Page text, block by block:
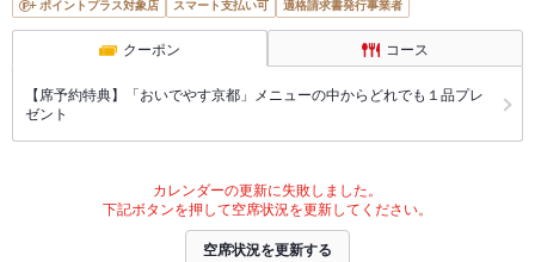
ポイントプラス対象店
スマート支払い可 適格請求書発行事業者
クーポン コース
【席予約特典】「おいでやす京都」メニューの中からどれでも１品プレ
ゼント
カレンダーの更新に失敗しました。
下記ボタンを押して空席状況を更新してください。
空席状況を更新する